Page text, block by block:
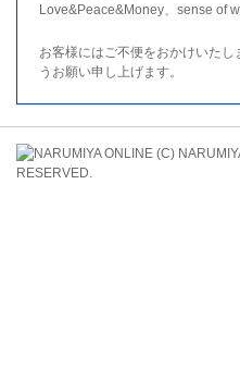
Love&Peace&Money、sense of
お客様にはご不便をおかけいた
うお願い申し上げます。